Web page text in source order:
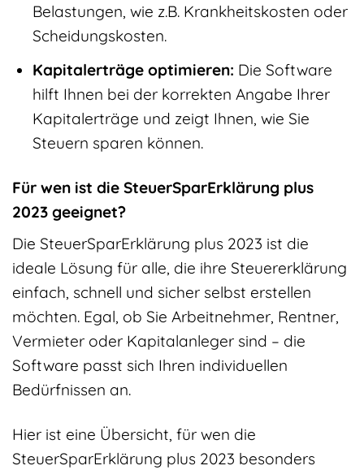
Belastungen, wie z.B. Krankheitskosten oder
Scheidungskosten.
Kapitalerträge optimieren: Die Software
hilft Ihnen bei der korrekten Angabe Ihrer
Kapitalerträge und zeigt Ihnen, wie Sie
Steuern sparen können.
Für wen ist die SteuerSparErklärung plus
2023 geeignet?
Die SteuerSparErklärung plus 2023 ist die
ideale Lösung für alle, die ihre Steuererklärung
einfach, schnell und sicher selbst erstellen
möchten. Egal, ob Sie Arbeitnehmer, Rentner,
Vermieter oder Kapitalanleger sind – die
Software passt sich Ihren individuellen
Bedürfnissen an.
Hier ist eine Übersicht, für wen die
SteuerSparErklärung plus 2023 besonders